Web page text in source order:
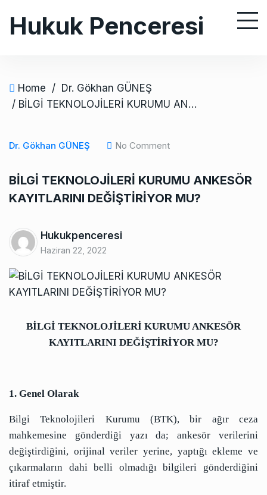
Hukuk Penceresi
Home / Dr. Gökhan GÜNEŞ
/ BİLGİ TEKNOLOJİLERİ KURUMU ANKESÖR KAYITLARINI DEĞİŞTİRİYOR MU?
Dr. Gökhan GÜNEŞ No Comment
BİLGİ TEKNOLOJİLERİ KURUMU ANKESÖR
KAYITLARINI DEĞİŞTİRİYOR MU?
Hukukpenceresi
Haziran 22, 2022
BİLGİ TEKNOLOJİLERİ KURUMU ANKESÖR
KAYITLARINI DEĞİŞTİRİYOR MU?
1. Genel Olarak
Bilgi Teknolojileri Kurumu (BTK), bir ağır ceza
mahkemesine gönderdiği yazı da; ankesör verilerini
değiştirdiğini, orijinal veriler yerine, yaptığı ekleme ve
çıkarmaların dahi belli olmadığı bilgileri gönderdiğini
itiraf etmiştir.